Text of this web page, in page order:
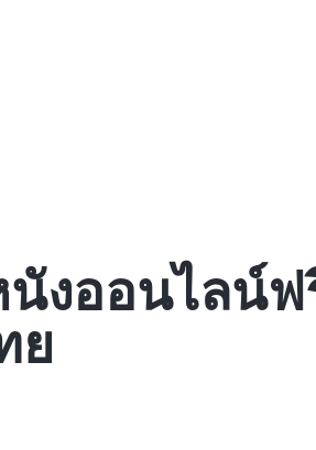
นังออนไลน์
ย